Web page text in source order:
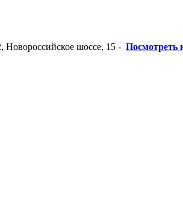
шоссе, 15 - Посмотреть